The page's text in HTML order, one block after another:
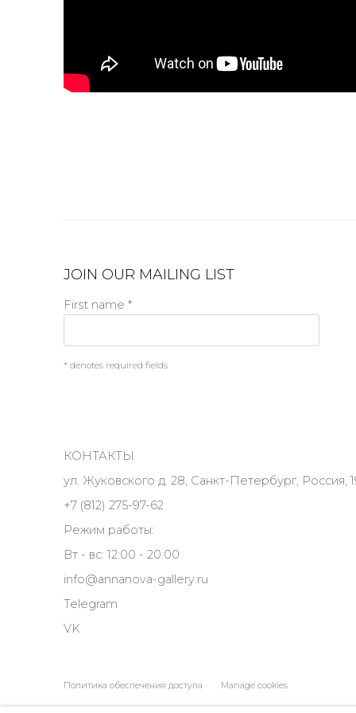
JOIN OUR MAILING LIST
First name *
* denotes required fields
КОНТАКТЫ
ул. Жуковского д. 28, Санкт-Петербург, Россия,
+7 (812) 275-97-62
Режим работы:
Вт - вс: 12:00 - 20:00
info@annanova-gallery.ru
Telegram
VK
Политика обеспечения доступа Manage cookies
COPYRIGHT © 2026 ANNA NOVA GALLERY SITE BY ARTLOGIC